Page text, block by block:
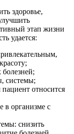
здоровье,
этап жизни
удается:
болезней;
системы;
относится
в организме с
снизить